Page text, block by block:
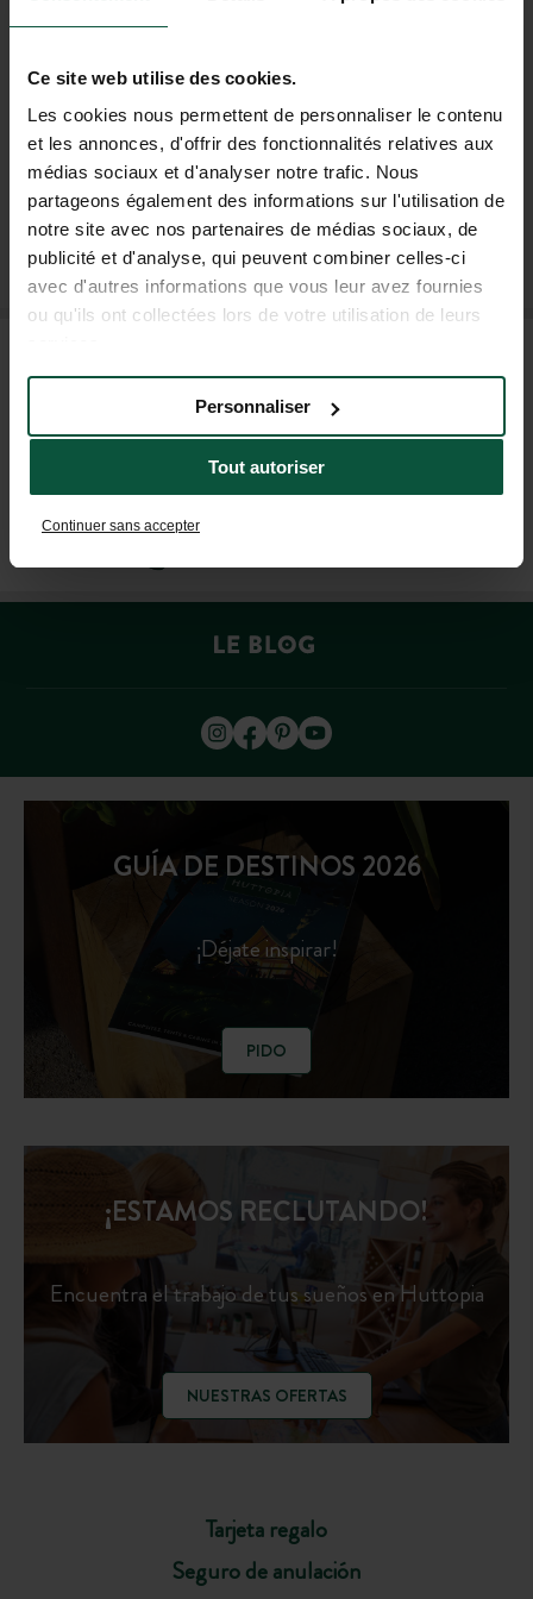
Ce site web utilise des cookies.
Les cookies nous permettent de personnaliser le contenu
et les annonces, d'offrir des fonctionnalités relatives aux
médias sociaux et d'analyser notre trafic. Nous
partageons également des informations sur l'utilisation de
notre site avec nos partenaires de médias sociaux, de
publicité et d'analyse, qui peuvent combiner celles-ci
avec d'autres informations que vous leur avez fournies
ou qu'ils ont collectées lors de votre utilisation de leurs
Tout autoriser
Personnaliser
Continuer sans accepter
COMUNIDAD
¡Para ser el primero en conocer las novedades y
ofertas promocionales de Huttopia!
SUSCRÍBASE A NUESTRO BOLETÍN
AYUDA Y CONTACTO
GUÍA DE DESTINOS 2026
¡Déjate inspirar!
PIDO
Tarjeta regalo
Seguro de anulación
¡ESTAMOS RECLUTANDO!
Encuentra el trabajo de tus sueños en Huttopia
NUESTRAS OFERTAS